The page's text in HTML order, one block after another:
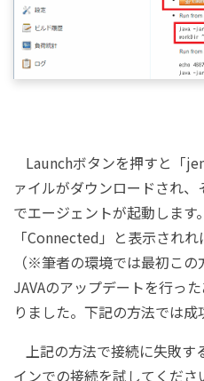
Launchボタンを押すと「
ァイルがダウンロードされ
でエージェントが起動しま
「Connected」と表示されれ
（※筆者の環境では最初この
JAVAのアップデートを行っ
りました。下記の方法では成
上記の方法で接続に失敗す
インでの接続を試してくだ